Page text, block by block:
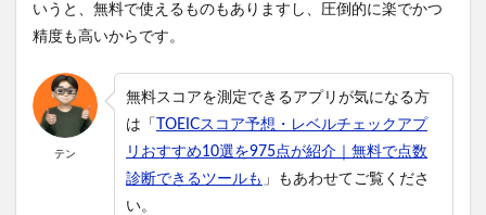
いうと、無料で使えるものもありますし、圧倒的に楽でかつ
精度も高いからです。
テン
無料スコアを測定できるアプリが気になる方
は「 TOEICスコア予想・レベルチェックアプ
リおすすめ10選を975点が紹介｜無料で点数
診断できるツールも 」もあわせてご覧くださ
い。